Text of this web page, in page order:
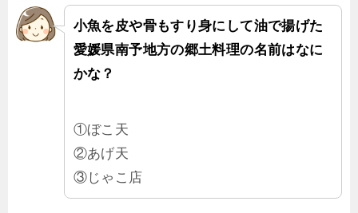
小魚を皮や骨もすり身にして油で揚げた
愛媛県南予地方の郷土料理の名前はなに
かな？
①ぼこ天
②あげ天
③じゃこ店